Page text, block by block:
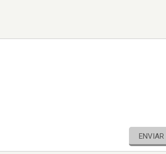
ENVIAR